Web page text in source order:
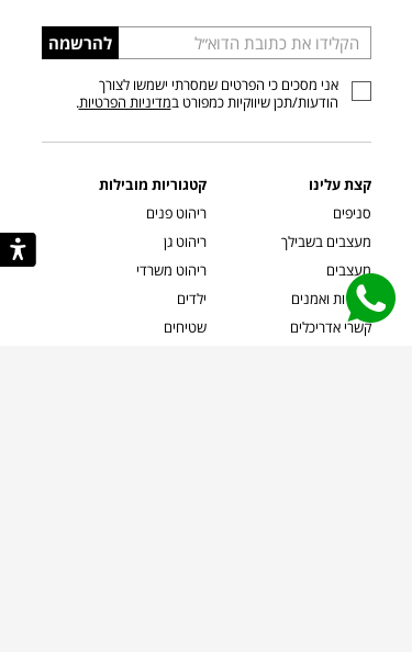
הכניסו
כתובת
דוא”ל
להרשמה
אני מסכים כי הפרטים שמסרתי ישמשו לצורך
הודעות/תכן שיווקיות כמפורט במדיניות הפרטיות.
קצת עלינו
סניפים
מעצבים בשבילך
מעצבים
אמניות ואמנים
קשרי אדריכלים
קטגוריות מובילות
ריהוט פנים
ריהוט גן
ריהוט משרדי
ילדים
שטיחים